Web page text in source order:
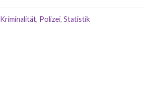
Kriminalität, Polizei, Statistik